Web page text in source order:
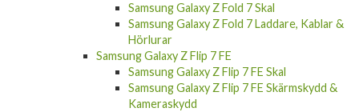
Samsung Galaxy Z Fold 7 Skal
Samsung Galaxy Z Fold 7 Laddare, Kablar &
Hörlurar
Samsung Galaxy Z Flip 7 FE
Samsung Galaxy Z Flip 7 FE Skal
Samsung Galaxy Z Flip 7 FE Skärmskydd &
Kameraskydd